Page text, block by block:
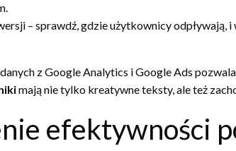
– sprawdź, gdzie użytkownicy odpływają,
z Google Analytics i Google Ads
mają nie tylko kreatywne teksty, ale też
efektywności